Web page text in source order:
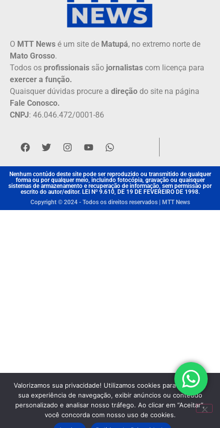
O MTT News é um site de Matupá, no extremo norte de
Mato Grosso.
Todos os profissionais são jornalistas com licença para
exercer a função.
Quaisquer dúvidas procure a direção do site na página
Fale Conosco.
CNPJ: 46.046.472/0001-86
Nenhum contúdo deste site pode ser reproduzido ou transmitido de qualquer
forma ou por qualquer meio, incluindo fotocópia, gravação ou quaisquer
sistemas de armazenamento e recuperação de informação, sem permissão por
escrito do autor/editor. LEI Nº 9.610, DE 19 DE FEVEREIRO DE 1998.
Copyright © 2024 - Todos os direitos reservados | MTT News
Valorizamos sua privacidade! Utilizamos cookies para aprimorar
sua experiência de navegação, exibir anúncios ou conteúdo
personalizado e analisar nosso tráfego. Ao clicar em “Aceitar”,
você concorda com nosso uso de cookies.